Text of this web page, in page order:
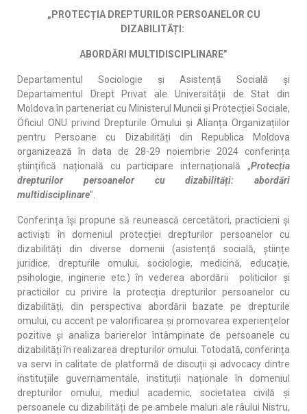
„ PROTECȚIA DREPTURILOR PERSOANELOR CU
DIZABILITĂȚI:
ABORDĂRI MULTIDISCIPLINARE”
Departamentul Sociologie și Asistență Socială și
Departamentul Drept Privat ale Universității de Stat din
Moldova în parteneriat cu Ministerul Muncii și Protecției Sociale,
Oficiul ONU privind Drepturile Omului și Alianța Organizațiilor
pentru Persoane cu Dizabilități din Republica Moldova
organizează în data de 28-29 noiembrie 2024 conferința
științifică națională cu participare internațională „Protecția
drepturilor persoanelor cu dizabilități: abordări
multidisciplinare”.
Conferința își propune să reunească cercetători, practicieni și
activiști în domeniul protecției drepturilor persoanelor cu
dizabilități din diverse domenii (asistență socială, științe
juridice, drepturile omului, sociologie, medicină, educație,
psihologie, inginerie etc.) în vederea abordării politicilor și
practicilor cu privire la protecția drepturilor persoanelor cu
dizabilități, din perspectiva abordării bazate pe drepturile
omului, cu accent pe valorificarea și promovarea experiențelor
pozitive și analiza barierelor întâmpinate de persoanele cu
dizabilități în realizarea drepturilor omului. Totodată, conferința
va servi în calitate de platformă de discuții și advocacy dintre
instituțiile guvernamentale, instituții naționale în domeniul
drepturilor omului, mediul academic, societatea civilă și
persoanele cu dizabilități de pe ambele maluri ale râului Nistru,